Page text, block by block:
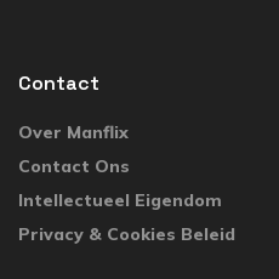
Contact
Over Manflix
Contact Ons
Intellectueel Eigendom
Privacy & Cookies Beleid